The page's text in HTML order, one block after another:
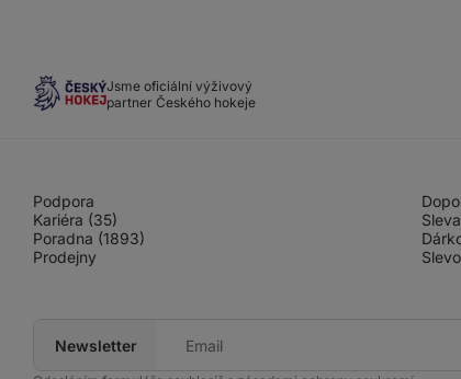
Jsme oficiální výživový
partner Českého hokeje
Podpora
Kariéra (35)
Poradna (1893)
Prodejny
Newsletter
mail